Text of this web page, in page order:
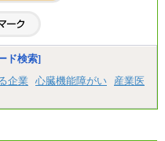
ド検索]
企業 心臓機能障がい
産業医